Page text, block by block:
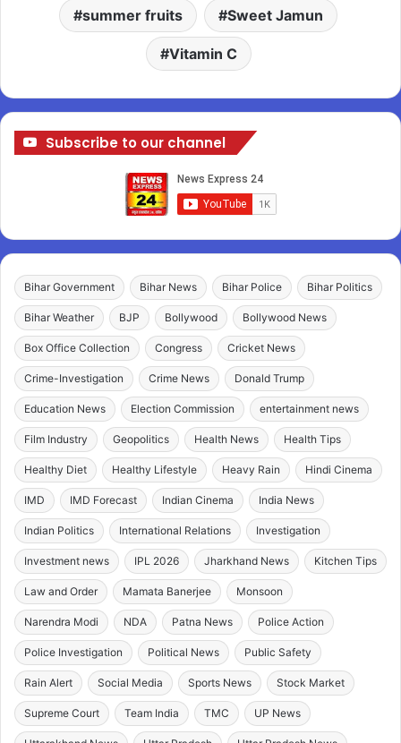
summer fruits Sweet Jamun
Vitamin C
Subscribe to our channel
Bihar Government Bihar News Bihar Police Bihar Politics
Bihar Weather BJP Bollywood Bollywood News
Box Office Collection Congress Cricket News
Crime-Investigation Crime News Donald Trump
Education News Election Commission entertainment news
Film Industry Geopolitics Health News Health Tips
Healthy Diet Healthy Lifestyle Heavy Rain Hindi Cinema
IMD IMD Forecast Indian Cinema India News
Indian Politics International Relations Investigation
Investment news IPL 2026 Jharkhand News Kitchen Tips
Law and Order Mamata Banerjee Monsoon
Narendra Modi NDA Patna News Police Action
Police Investigation Political News Public Safety
Rain Alert Social Media Sports News Stock Market
Supreme Court Team India TMC UP News